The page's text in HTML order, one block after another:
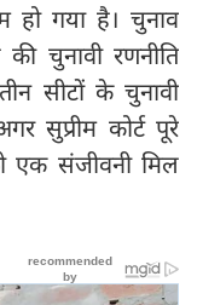
गया है। चुनाव
चुनावी रणनीति
सीटों के चुनावी
सुप्रीम कोर्ट पूरे
एक संजीवनी मिल